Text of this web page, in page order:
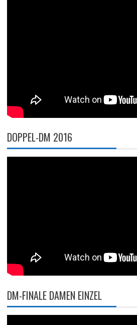
DOPPEL-DM 2016
DM-FINALE DAMEN EINZEL